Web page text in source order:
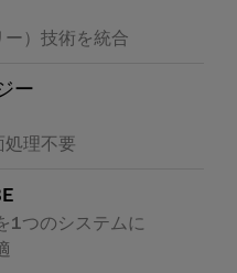
）技術を統合
ー
理不要
1つのシステムに